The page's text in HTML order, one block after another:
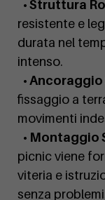
• Struttura
resistente e
durata nel
intenso.
•
fissaggio a
movimenti
• Montaggio
picnic viene
viteria e
senza